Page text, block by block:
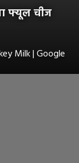
फ्यूल चीज
Milk | Google